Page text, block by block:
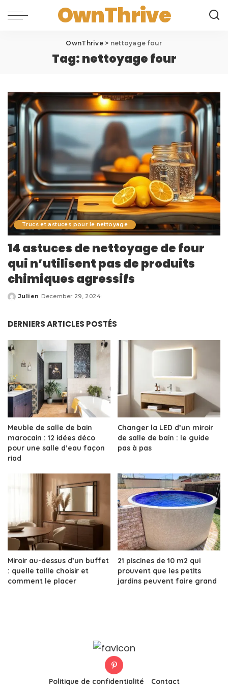
OwnThrive
OwnThrive> nettoyage four
Tag:nettoyage four
Trucs et astuces pour le nettoyage
14 astuces de nettoyage de four
qui n’utilisent pas de produits
chimiques agressifs
Posted
Julien December 29, 2024
DERNIERS ARTICLES POSTÉS
Meuble de salle de bain
marocain : 12 idées déco
pour une salle d’eau façon
riad
Changer la LED d’un miroir
de salle de bain : le guide
pas à pas
Miroir au-dessus d’un buffet
: quelle taille choisir et
comment le placer
21 piscines de 10 m2 qui
prouvent que les petits
jardins peuvent faire grand
Politique de confidentialité Contact